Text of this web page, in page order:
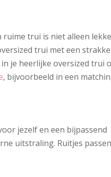
ruime trui is niet alleen
trui met een strakke
je heerlijke oversized trui
, bijvoorbeeld in een
jezelf en een bijpassend
uitstraling. Ruitjes